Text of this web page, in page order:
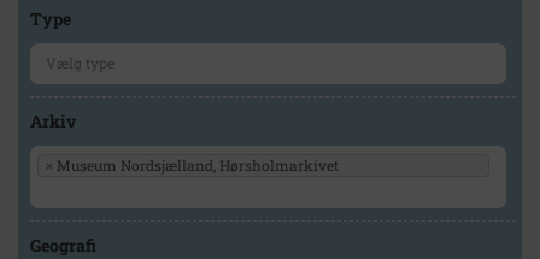
Type
Arkiv
× Museum Nordsjælland, Hørsholmarkivet
Geografi